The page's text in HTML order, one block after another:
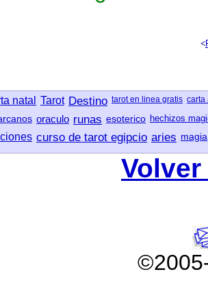
<
natal Tarot Destino tarot en linea gratis carta
oraculo runas esoterico hechizos
curso de tarot egipcio aries magia